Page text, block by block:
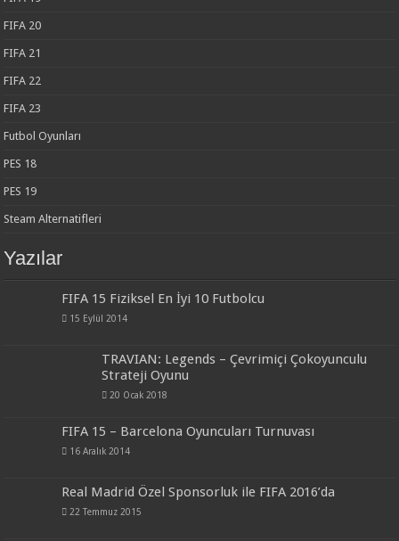
FIFA 20
FIFA 21
FIFA 22
FIFA 23
Futbol Oyunları
PES 18
PES 19
Steam Alternatifleri
Yazılar
FIFA 15 Fiziksel En İyi 10 Futbolcu
15 Eylül 2014
TRAVIAN: Legends – Çevrimiçi Çokoyunculu
Strateji Oyunu
20 Ocak 2018
FIFA 15 – Barcelona Oyuncuları Turnuvası
16 Aralık 2014
Real Madrid Özel Sponsorluk ile FIFA 2016’da
22 Temmuz 2015